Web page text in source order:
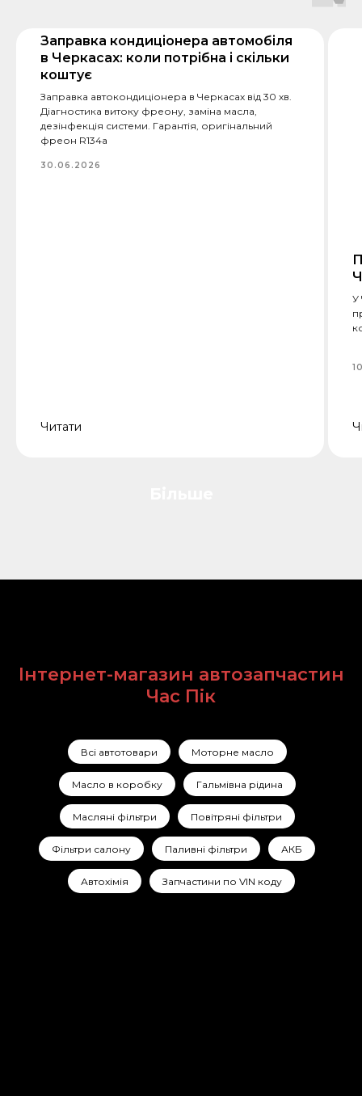
Заправка кондиціонера автомобіля
в Черкасах: коли потрібна і скільки
коштує
Заправка автокондиціонера в Черкасах від 30 хв.
Діагностика витоку фреону, заміна масла,
дезінфекція системи. Гарантія, оригінальний
фреон R134a
30.06.2026
Читати
У
Інтернет-магазин автозапчастин
Час Пік
Всі автотовари Моторне масло
Масло в коробку Гальмівна рідина
Масляні фільтри Повітряні фільтри
Фільтри салону Паливні фільтри АКБ
Автохімія Запчастини по VIN коду